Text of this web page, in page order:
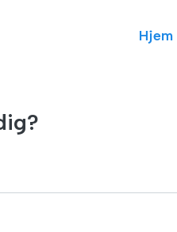
Hjem